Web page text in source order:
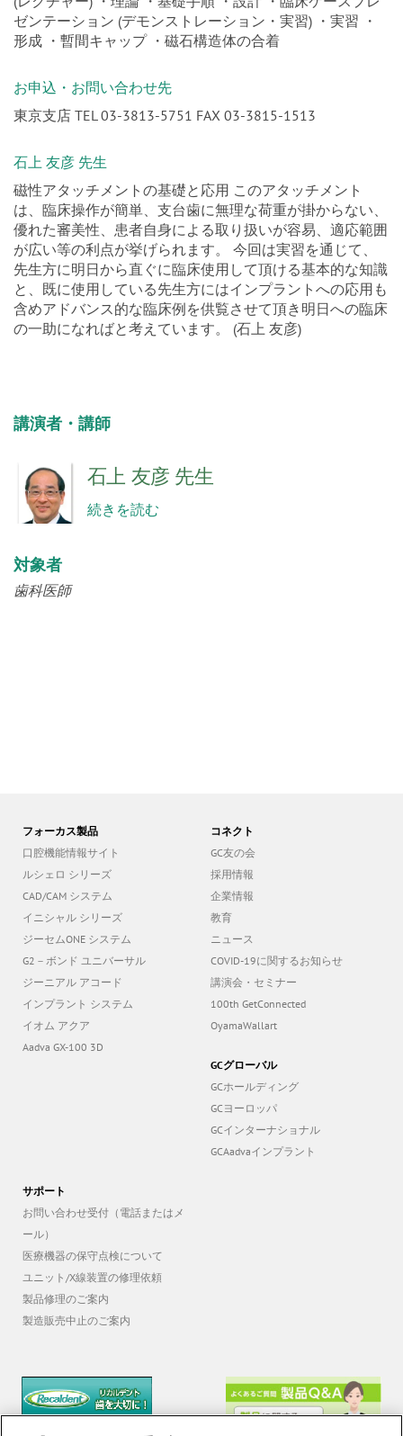
(レクチャー) ・理論 ・基礎手順 ・設計 ・臨床ケースプレ
ゼンテーション (デモンストレーション・実習) ・実習 ・
形成 ・暫間キャップ ・磁石構造体の合着
お申込・お問い合わせ先
東京支店 TEL 03-3813-5751 FAX 03-3815-1513
石上 友彦 先生
磁性アタッチメントの基礎と応用 このアタッチメント
は、臨床操作が簡単、支台歯に無理な荷重が掛からない、
優れた審美性、患者自身による取り扱いが容易、適応範囲
が広い等の利点が挙げられます。 今回は実習を通じて、
先生方に明日から直ぐに臨床使用して頂ける基本的な知識
と、既に使用している先生方にはインプラントへの応用も
含めアドバンス的な臨床例を供覧させて頂き明日への臨床
の一助になればと考えています。 (石上 友彦)
講演者・講師
石上 友彦 先生
続きを読む
対象者
歯科医師
フォーカス製品
口腔機能情報サイト
ルシェロ シリーズ
CAD/CAM システム
イニシャル シリーズ
G2－ボンド ユニバーサル
ジーニアル アコード
インプラント システム
イオム アクア
コネクト
GC友の会
採用情報
企業情報
教育
COVID-19に関するお知らせ
講演会・セミナー
OyamaWallart
GCグローバル
GCホールディング
GCインターナショナル
GCAadvaインプラント
サポート
お問い合わせ受付（電話またはメ
ール）
医療機器の保守点検について
ユニット/X線装置の修理依頼
製品修理のご案内
製造販売中止のご案内